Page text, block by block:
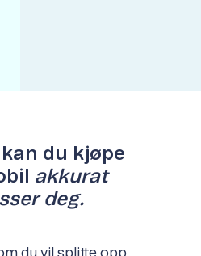
du kjøpe
akkurat
deg.